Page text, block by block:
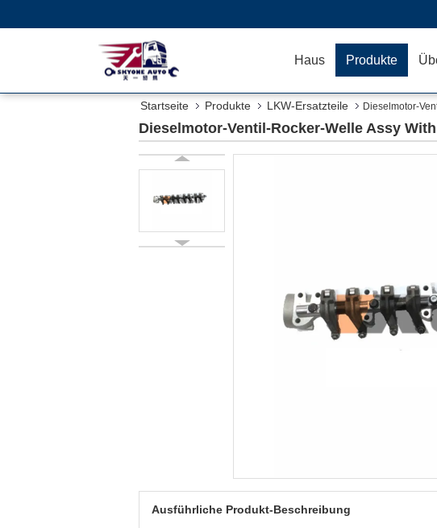
Haus Produkte
Startseite Produkte LKW-Ersatzteile Dieselmotor-
Dieselmotor-Ventil-Rocker-Welle Assy
Ausführliche Produkt-Beschreibung